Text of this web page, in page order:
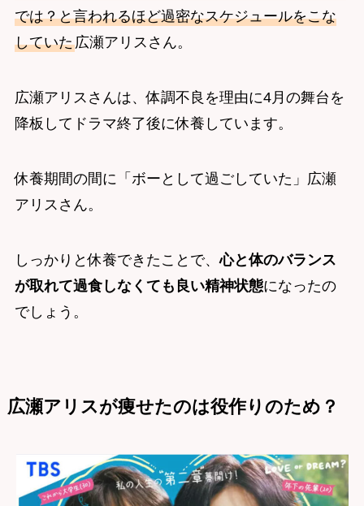
では？と言われるほど過密なスケジュールをこな
していた広瀬アリスさん。
広瀬アリスさんは、体調不良を理由に4月の舞台を
降板してドラマ終了後に休養しています。
休養期間の間に「ボーとして過ごしていた」広瀬
アリスさん。
しっかりと休養できたことで、心と体のバランス
が取れて過食しなくても良い精神状態になったの
でしょう。
広瀬アリスが痩せたのは役作りのため？